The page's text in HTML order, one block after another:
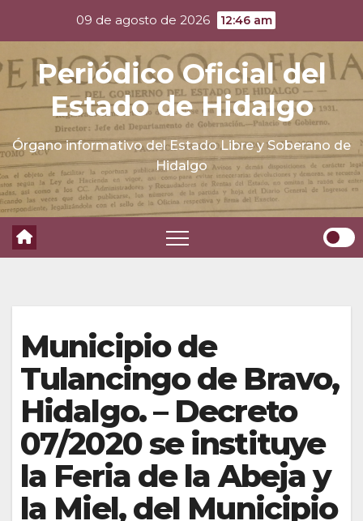
content
09 de agosto de 2026 12:46 am
Periódico Oficial del
Estado de Hidalgo
Órgano informativo del Estado Libre y Soberano de
Hidalgo
Municipio de
Tulancingo de Bravo,
Hidalgo. – Decreto
07/2020 se instituye
la Feria de la Abeja y
la Miel, del Municipio